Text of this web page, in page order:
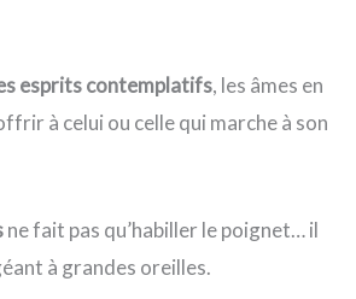
esprits contemplatifs, les âmes en
à celui ou celle qui marche à son
ne fait pas qu’habiller le poignet… il
à grandes oreilles.